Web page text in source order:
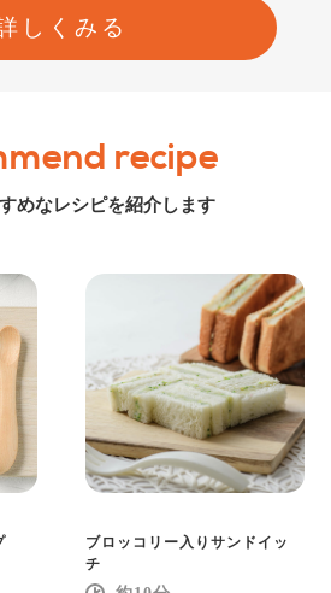
しくみる
recipe
めなレシピを紹介します
ブロッコリー入りサンドイッ
チ